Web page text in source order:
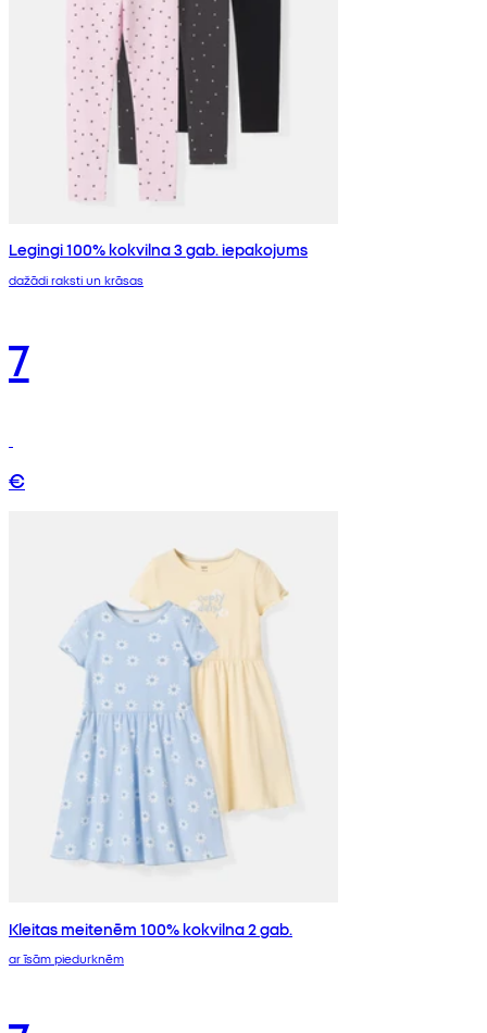
Legingi 100% kokvilna 3 gab. iepakojums
dažādi raksti un krāsas
7
€
Kleitas meitenēm 100% kokvilna 2 gab.
ar īsām piedurknēm